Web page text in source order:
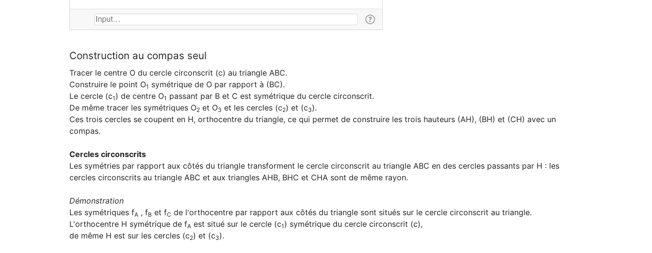
Construction au compas seul
Tracer le centre O du cercle circonscrit (c) au triangle ABC.
Construire le point O1 symétrique de O par rapport à (BC).
Le cercle (c1 ) de centre O1 passant par B et C est symétrique du cercle circonscrit.
De même tracer les symétriques O2 et O3 et les cercles (c2) et (c3).
Ces trois cercles se coupent en H, orthocentre du triangle, ce qui permet de construire les trois hauteurs (AH), (BH) et (CH) avec un
compas.
Cercles circonscrits
Les symétries par rapport aux côtés du triangle transforment le cercle circonscrit au triangle ABC en des cercles passants par H : les
cercles circonscrits au triangle ABC et aux triangles AHB, BHC et CHA sont de même rayon.
Démonstration
Les symétriques fA , fB et fC de l'orthocentre par rapport aux côtés du triangle sont situés sur le cercle circonscrit au triangle.
L'orthocentre H symétrique de fA est situé sur le cercle (c1 ) symétrique du cercle circonscrit (c),
de même H est sur les cercles (c2) et (c3).